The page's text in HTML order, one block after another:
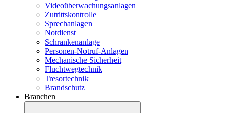
Videoüberwachungsanlagen
Zutrittskontrolle
Sprechanlagen
Notdienst
Schrankenanlage
Personen-Notruf-Anlagen
Mechanische Sicherheit
Fluchtwegtechnik
Tresortechnik
Brandschutz
Branchen